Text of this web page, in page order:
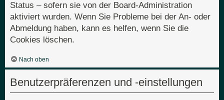
Status – sofern sie von der Board-Administration
aktiviert wurden. Wenn Sie Probleme bei der An- oder
Abmeldung haben, kann es helfen, wenn Sie die
Cookies löschen.
Nach oben
Benutzerpräferenzen und -einstellungen